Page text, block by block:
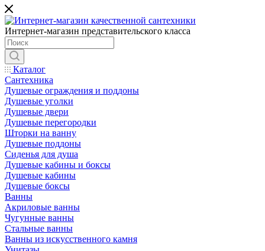
Интернет-магазин представительского класса
Каталог
Сантехника
Душевые ограждения и поддоны
Душевые уголки
Душевые двери
Душевые перегородки
Шторки на ванну
Душевые поддоны
Сиденья для душа
Душевые кабины и боксы
Душевые кабины
Душевые боксы
Ванны
Акриловые ванны
Чугунные ванны
Стальные ванны
Ванны из искусственного камня